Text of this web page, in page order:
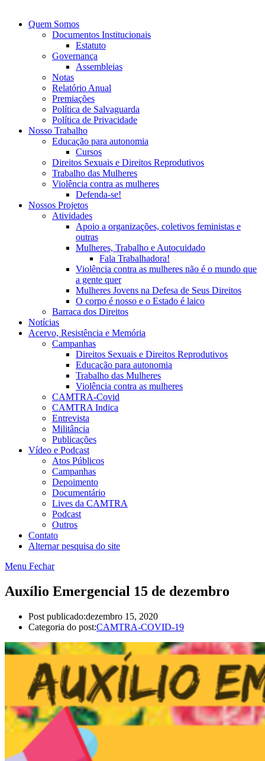
Quem Somos
Documentos Institucionais
Estatuto
Governança
Assembleias
Notas
Relatório Anual
Premiações
Política de Salvaguarda
Política de Privacidade
Nosso Trabalho
Educação para autonomia
Cursos
Direitos Sexuais e Direitos Reprodutivos
Trabalho das Mulheres
Violência contra as mulheres
Defenda-se!
Nossos Projetos
Atividades
Apoio a organizações, coletivos feministas e
outras
Mulheres, Trabalho e Autocuidado
Fala Trabalhadora!
Violência contra as mulheres não é o mundo que
a gente quer
Mulheres Jovens na Defesa de Seus Direitos
O corpo é nosso e o Estado é laico
Barraca dos Direitos
Notícias
Acervo, Resistência e Memória
Campanhas
Direitos Sexuais e Direitos Reprodutivos
Educação para autonomia
Trabalho das Mulheres
Violência contra as mulheres
CAMTRA-Covid
CAMTRA Indica
Entrevista
Militância
Publicações
Vídeo e Podcast
Atos Públicos
Campanhas
Depoimento
Documentário
Lives da CAMTRA
Podcast
Outros
Contato
Alternar pesquisa do site
Menu Fechar
Auxílio Emergencial 15 de dezembro
Post publicado:dezembro 15, 2020
Categoria do post:CAMTRA-COVID-19